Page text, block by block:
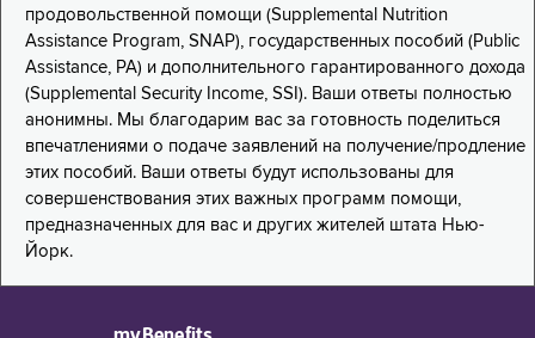
продовольственной помощи (Supplemental Nutrition
Assistance Program, SNAP), государственных пособий (Public
Assistance, PA) и дополнительного гарантированного дохода
(Supplemental Security Income, SSI). Ваши ответы полностью
анонимны. Мы благодарим вас за готовность поделиться
впечатлениями о подаче заявлений на получение/продление
этих пособий. Ваши ответы будут использованы для
совершенствования этих важных программ помощи,
предназначенных для вас и других жителей штата Нью-
Йорк.